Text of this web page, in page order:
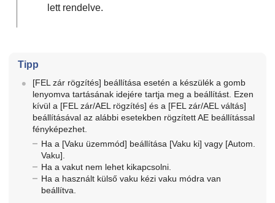
lett rendelve.
Tipp
[FEL zár rögzítés] beállítása esetén a készülék a gomb
lenyomva tartásának idejére tartja meg a beállítást. Ezen
kívül a [FEL zár/AEL rögzítés] és a [FEL zár/AEL váltás]
beállításával az alábbi esetekben rögzített AE beállítással
fényképezhet.
Ha a [Vaku üzemmód] beállítása [Vaku ki] vagy [Autom.
Vaku]
Ha a vakut nem lehet kikapcsolni.
Ha a használt külső vaku kézi vaku módra van
beállítva.